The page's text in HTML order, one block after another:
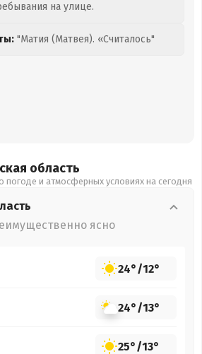
на улице.
"Матия (Матвея). «Считалось"
область
погоде и атмосферных условиях на сегодня
ясно
24°/12°
24°/13°
25°/13°